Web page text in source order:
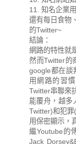
11. 知名企業
還有每日食物
的Twitter~
結論：
網路的特性就
然而Twitter的
google都在談
用網路的習
Twitter串聯來
能覆舟，越多
Twitter)和犯
用保密顯示，
繼Youtube的
Jack